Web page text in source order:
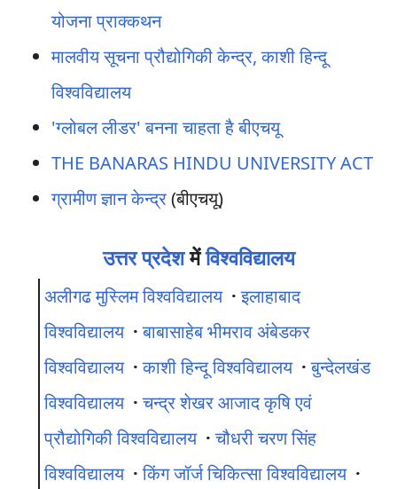
योजना प्राक्कथन
मालवीय सूचना प्रौद्योगिकी केन्द्र, काशी हिन्दू
विश्वविद्यालय
'ग्लोबल लीडर' बनना चाहता है बीएचयू
THE BANARAS HINDU UNIVERSITY ACT
ग्रामीण ज्ञान केन्द्र(बीएचयू)
उत्तर प्रदेशमेंविश्वविद्यालय
अलीगढ मुस्लिम विश्‍वविद्यालय · इलाहाबाद
विश्वविद्यालय · बाबासाहेब भीमराव अंबेडकर
विश्वविद्यालय · काशी हिन्दू विश्‍वविद्यालय · बुन्देलखंड
विश्वविद्यालय · चन्द्र शेखर आजाद कृषि एवं
प्रौद्योगिकी विश्वविद्यालय · चौधरी चरण सिंह
विश्वविद्यालय · किंग जॉर्ज चिकित्सा विश्वविद्यालय ·